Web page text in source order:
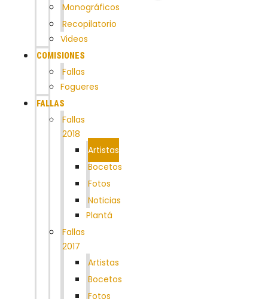
Monográficos
Recopilatorio
Videos
COMISIONES
Fallas
Fogueres
FALLAS
Fallas
2018
Artistas
Bocetos
Fotos
Noticias
Plantá
Fallas
2017
Artistas
Bocetos
Fotos